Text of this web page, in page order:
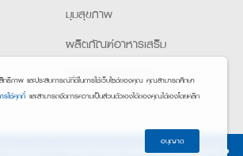
มุมสุขภาพ
ผลิตภัณฑ์อาหารเสริม
อุปกรณ์เพื่อสุขภาพ
• การแจ้งการประมวลผลข้อมูลส่วนบุคคล •
ทธิภาพ และประสบการณ์ที่ดีในการใช้เว็บไซต์ของคุณ คุณสามารถศึกษา
รใช้คุกกี้ และสามารถจัดการความเป็นส่วนตัวเองได้ของคุณได้เองโดยคลิก
อนุญาต